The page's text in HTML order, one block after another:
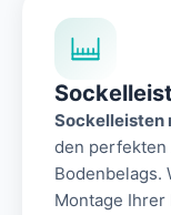
Sockelleisten
den perfekten
Bodenbelags.
Montage Ihrer